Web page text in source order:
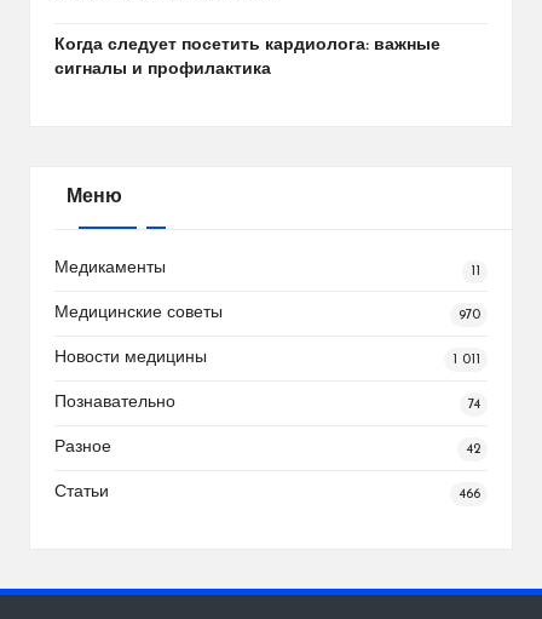
Когда следует посетить кардиолога: важные
сигналы и профилактика
Меню
Медикаменты
Медицинские советы 970
Новости медицины 1 011
Познавательно 74
Разное 42
Статьи 466